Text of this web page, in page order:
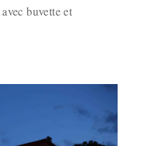
buvette et